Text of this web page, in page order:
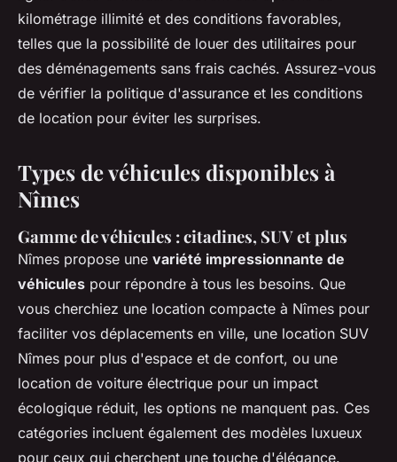
kilométrage illimité et des conditions favorables,
telles que la possibilité de louer des utilitaires pour
des déménagements sans frais cachés. Assurez-vous
de vérifier la politique d'assurance et les conditions
de location pour éviter les surprises.
Types de véhicules disponibles à
Nîmes
Gamme de véhicules : citadines, SUV et plus
Nîmes propose une variété impressionnante de
véhicules pour répondre à tous les besoins. Que
vous cherchiez une location compacte à Nîmes pour
faciliter vos déplacements en ville, une location SUV
Nîmes pour plus d'espace et de confort, ou une
location de voiture électrique pour un impact
écologique réduit, les options ne manquent pas. Ces
catégories incluent également des modèles luxueux
pour ceux qui cherchent une touche d'élégance.